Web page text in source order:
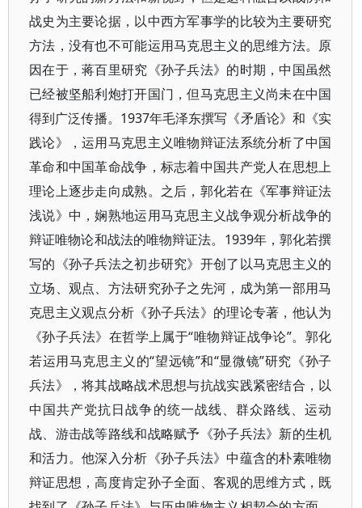
战史为主要论据，以中西方军事学的比较为主要研究
方法，没有也不可能运用马克思主义的思维方法。原
因在于，蒋百里研究《孙子兵法》的时期，中国虽然
已经被坚船利炮打开国门，但马克思主义尚未在中国
得到广泛传播。1937年毛泽东撰写《矛盾论》和《实
践论》，运用马克思主义唯物辩证法系统分析了中国
革命和中国革命战争，标志着中国共产党人在思想上
理论上逐步走向成熟。之后，郭化若在《军事辩证法
浅说》中，娴熟地运用马克思主义战争观分析战争的
辩证唯物论和战法的唯物辩证法。1939年，郭化若撰
写的《孙子兵法之初步研究》开创了以马克思主义的
立场、观点、方法研究孙子之先河，成为第一部用马
克思主义观点分析《孙子兵法》的理论专著，他认为
《孙子兵法》在哲学上属于“唯物辩证战争论”。郭化
若运用马克思主义的“望远镜”和“显微镜”研究《孙子
兵法》，将其战略战术思想与抗战实践紧密结合，以
中国共产党抗日战争的统一战线、群众路线、运动
战、游击战等路线和战略赋予《孙子兵法》新的生机
和活力。他深入分析《孙子兵法》中蕴含的朴素唯物
辩证思想，高度肯定孙子全面、客观的思维方式，既